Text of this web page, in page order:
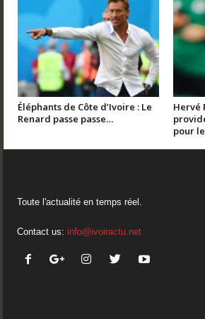
Éléphants de Côte d’Ivoire : Le
Renard passe passe…
Hervé
pour
Toute l'actualité en temps réel.
Contact us: info@ivoiractu.net